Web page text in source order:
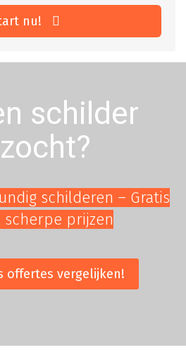
nu!
schilder
schilderen – Gratis
scherpe prijzen
offertes vergelijken!